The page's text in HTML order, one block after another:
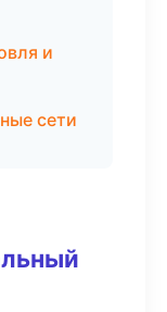
и
сети